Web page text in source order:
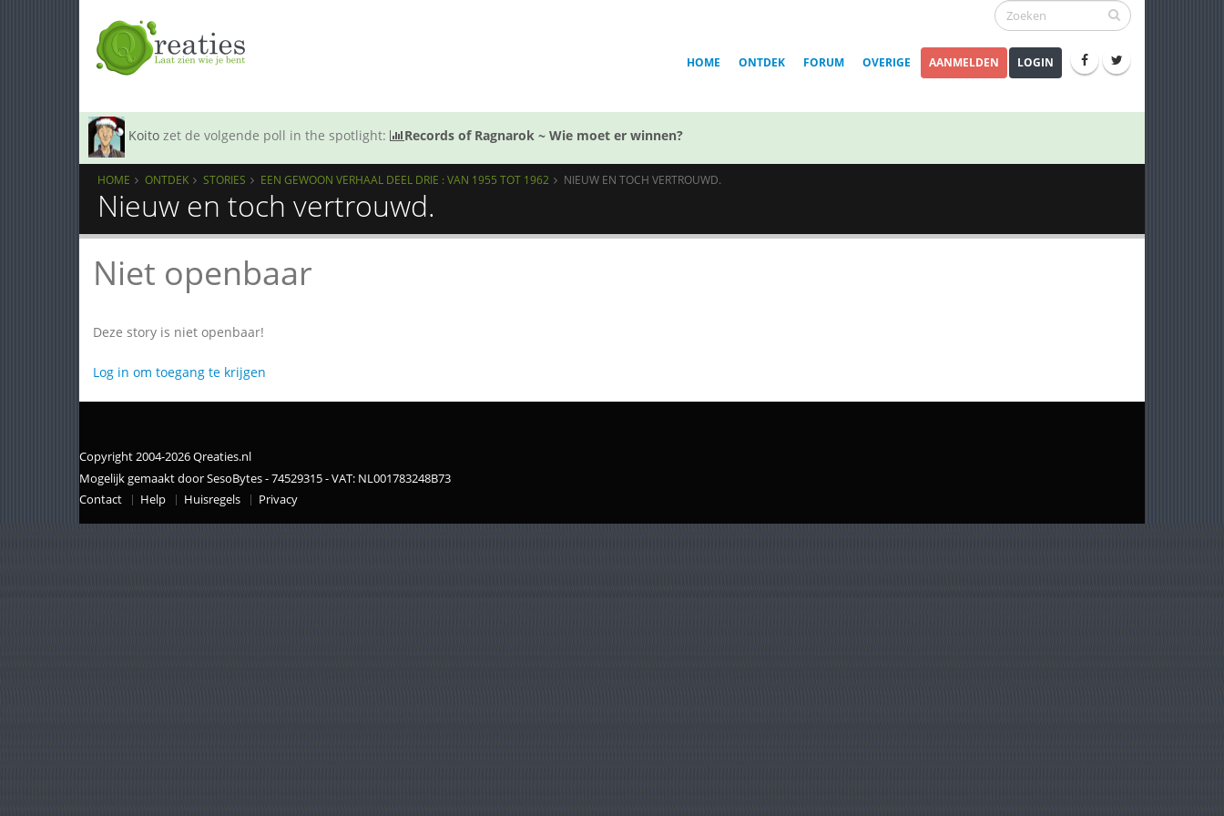
HOME ONTDEK FORUM OVERIGE AANMELDEN LOGIN
Koito zet de volgende poll in the spotlight: Records of Ragnarok ~ Wie moet er winnen?
HOME ONTDEK STORIES EEN GEWOON VERHAAL DEEL DRIE : VAN 1955 TOT 1962 NIEUW EN TOCH VERTROUWD.
Nieuw en toch vertrouwd.
Niet openbaar
Deze story is niet openbaar!
Log in om toegang te krijgen
Copyright 2004-2026 Qreaties.nl
Mogelijk gemaakt door SesoBytes - 74529315 - VAT: NL001783248B73
Contact
Help Huisregels Privacy